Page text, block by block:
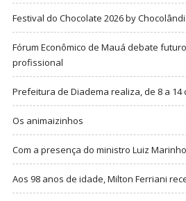
Festival do Chocolate 2026 by
Fórum Econômico de Mauá debate
profissional
Prefeitura de Diadema realiza, de 8 a
Os animaizinhos
Com a presença do ministro Luiz
Aos 98 anos de idade, Milton Ferriani